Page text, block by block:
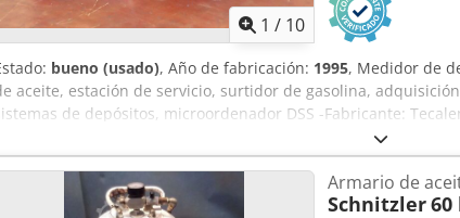
1 / 10
bueno (usado), Año de fabricación: 1995, Medidor de
aceite, estación de servicio, surtidor de gasolina,
de depósitos, microordenador DSS -Fabricante:
Acdor .: 2.78 11 10.1 -Cantidad medida más pequeña: 0,5
DSS: 1.575001.1 -Dimensiones: 370/280/H180
Armario de
Schnitzler60